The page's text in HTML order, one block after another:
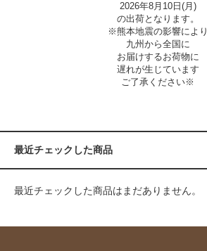
2026年8月10日(月)
の出荷となります。
※熊本地震の影響により
九州から全国に
お届けするお荷物に
遅れが生じています
ご了承ください※
最近チェックした商品
最近チェックした商品はまだありません。